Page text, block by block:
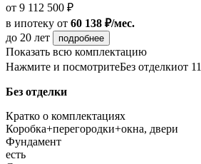
от 9 112 500 ₽
в ипотеку от 60 138 ₽/мес.
до 20 лет
подробнее
Показать всю комплектацию
Нажмите и посмотритеБез отделкиот
Без отделки
Кратко о комплектациях
Коробка+перегородки+окна, двери
Фундамент
есть